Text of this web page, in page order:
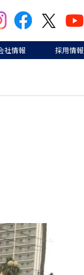
社情報 採用情報